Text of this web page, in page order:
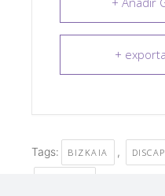
+
Tags: BIZKAIA ,